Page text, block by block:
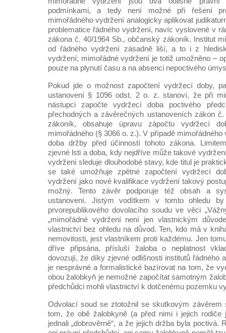
podmínkami, a tedy není možné při řešení
mimořádného vydržení analogicky aplikovat
problematice řádného vydržení, navíc vyslovené v
zákona č. 40/1964 Sb., občanský zákoník. Institut
od řádného vydržení zásadně liší, a to i z
vydržení; mimořádné vydržení je totiž umožněno –
pouze na plynutí času a na absenci nepoctivého
Pokud jde o možnost započtení vydržecí doby,
ustanovení § 1096 odst. 2 o. z. stanoví, že při
nástupci započte vydržecí doba poctivého
přechodných a závěrečných ustanoveních zákon
zákoník, obsahuje úpravu zápočtu vydržecí
mimořádného (§ 3066 o. z.). V případě
doba držby před účinností tohoto zákona.
zjevné lsti a doba, kdy nejdříve může takové
vydržení sleduje dlouhodobé stavy, kde titul je
se také umožňuje zpětné započtení vydržecí
vydržení jako nové kvalifikace vydržení takový
možný. Tento závěr podporuje též obsah a
ustanovení. Jistým vodítkem v tomto ohledu
prvorepublikového dovolacího soudu ve věci
„mimořádné vydržení není jen vlastnickým
vlastnictví bez ohledu na důvod. Ten, kdo má v
nemovitosti, jest vlastníkem proti každému. Jen
dříve připsána, přísluší žaloba o neplatnost
dovozují, že díky zjevné odlišnosti institutů řádného
je nesprávné a formalistické bazírovat na tom, že
obou žalobkyň je nemožné započítat samotným
předchůdci mohli vlastnictví k dotčenému pozemku
Odvolací soud se ztotožnil se skutkovým závěrem
tom, že obě žalobkyně (a před nimi i jejich rodiče
jednali „dobrověrně“, a že jejich držba byla poctivá.